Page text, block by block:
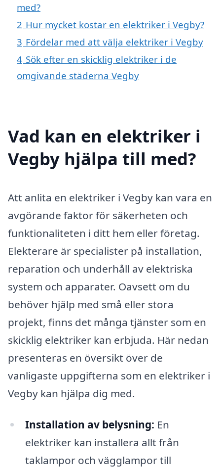
med?
2 Hur mycket kostar en elektriker i Vegby?
3 Fördelar med att välja elektriker i Vegby
4 Sök efter en skicklig elektriker i de
omgivande städerna Vegby
Vad kan en elektriker i
Vegby hjälpa till med?
Att anlita en elektriker i Vegby kan vara en
avgörande faktor för säkerheten och
funktionaliteten i ditt hem eller företag.
Elekterare är specialister på installation,
reparation och underhåll av elektriska
system och apparater. Oavsett om du
behöver hjälp med små eller stora
projekt, finns det många tjänster som en
skicklig elektriker kan erbjuda. Här nedan
presenteras en översikt över de
vanligaste uppgifterna som en elektriker i
Vegby kan hjälpa dig med.
Installation av belysning: En
elektriker kan installera allt från
taklampor och vägglampor till